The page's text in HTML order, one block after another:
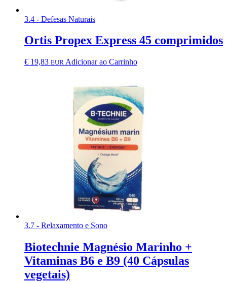
3.4 - Defesas Naturais
Ortis Propex Express 45 comprimidos
€ 19,83 EUR Adicionar ao Carrinho
3.7 - Relaxamento e Sono
Biotechnie Magnésio Marinho +
Vitaminas B6 e B9 (40 Cápsulas
vegetais)